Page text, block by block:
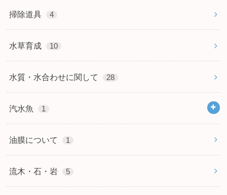
掃除道具 4
水草育成 10
水質・水合わせに関して 28
汽水魚 1
油膜について 1
流木・石・岩 5